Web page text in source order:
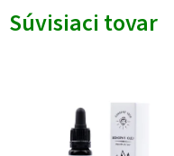
Súvisiaci tovar